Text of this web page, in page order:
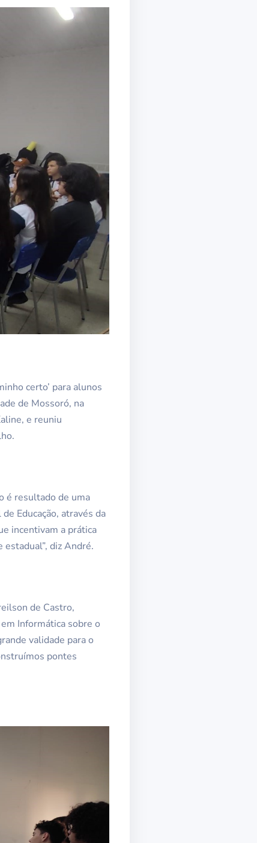
certo’ para alunos
de Mossoró, na
e reuniu
é resultado de uma
Educação, através da
incentivam a prática
diz André.
de Castro,
Informática sobre o
validade para o
pontes